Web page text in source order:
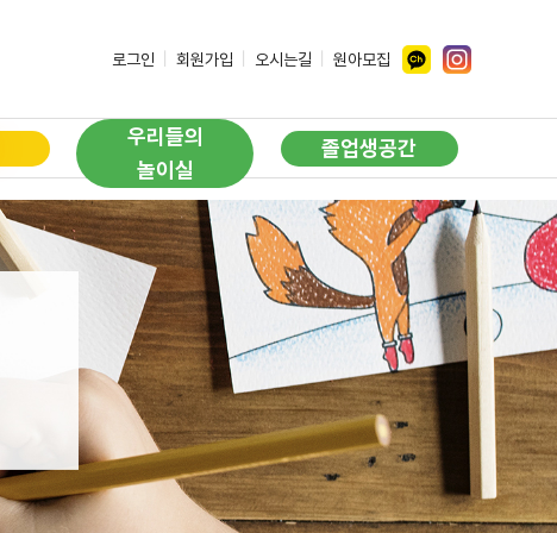
로그인 회원가입 오시는길 원아모집
우리들의
놀이실
졸업생공간